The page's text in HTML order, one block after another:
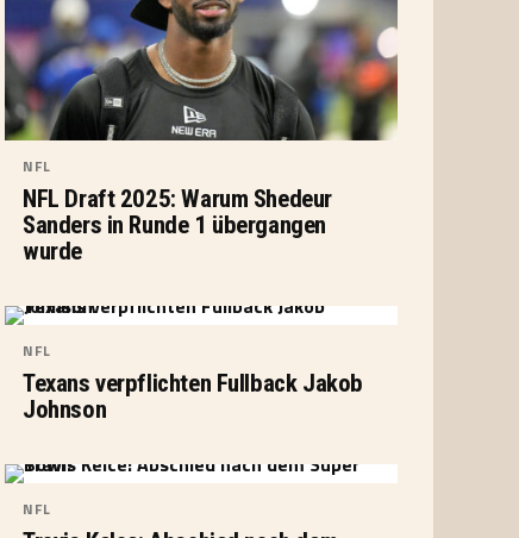
NFL
NFL Draft 2025: Warum Shedeur
Sanders in Runde 1 übergangen
wurde
NFL
Texans verpflichten Fullback Jakob
Johnson
NFL